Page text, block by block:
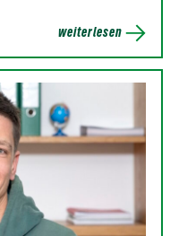
weiterlesen